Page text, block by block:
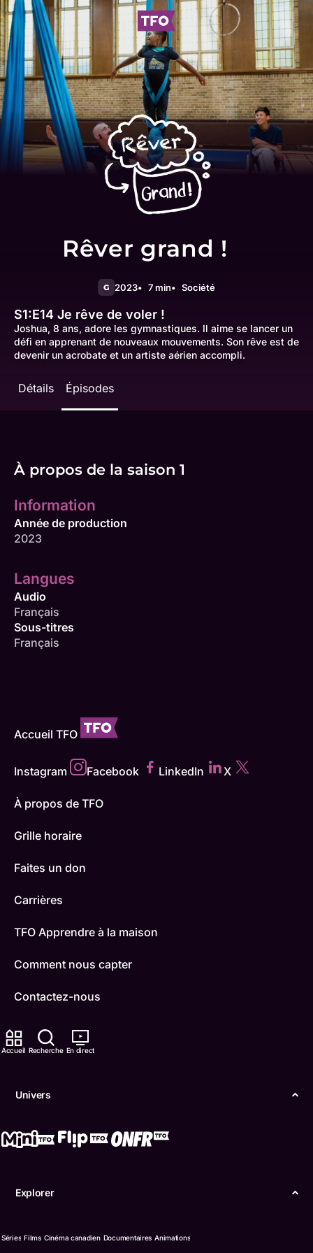
Accueil Recherche En direct
Univers
Explorer
Séries Films Cinéma canadien Documentaires Animations
Rêver grand !
G 2023 7 min Société
S1:E14 Je rêve de voler !
Joshua, 8 ans, adore les gymnastiques. Il aime se lancer un
défi en apprenant de nouveaux mouvements. Son rêve est de
devenir un acrobate et un artiste aérien accompli.
Détails Épisodes
À propos de la saison 1
Information
Année de production
2023
Langues
Audio
Français
Sous-titres
Français
Accueil TFO
Instagram Facebook LinkedIn X
À propos de TFO
Grille horaire
Faites un don
Carrières
TFO Apprendre à la maison
Comment nous capter
Contactez-nous
ONFR
Boukili
Confidentialité
langue française de l’Ontario (TFO) - 2026